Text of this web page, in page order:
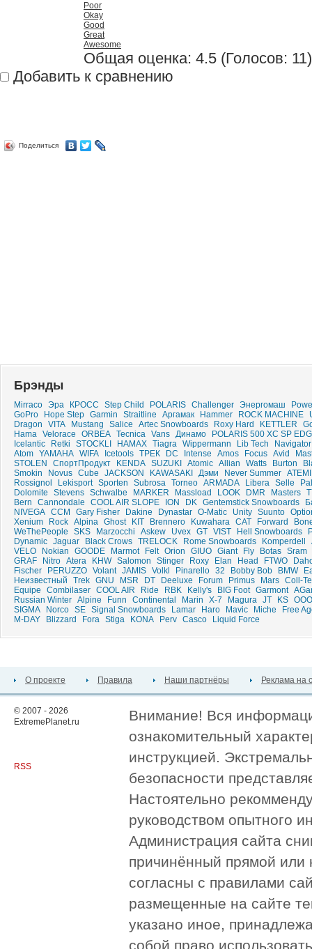
Poor
Okay
Good
Great
Awesome
Общая оценка: 4.5 (Голосов: 11)
Добавить к сравнению
Поделиться
Брэнды
Mirraco Эра КРОСС Step Child POLARIS Challenger Энергомаш
GoPro
Hope Step Garmin Straitline Аргамак Hammer ROCK MACHINE
Dragon
VITA Mustang Salice Artec Snowboards Roxy Hard KETTLER
Hama Velorace ORBEA Tecnica Vans Динамо
POLARIS 500 XC SP
Icelantic
Retki STOCKLI HAMAX Tiagra Wippermann Lib Tech
Navigator
Atom YAMAHA WIFA Icetools ТРЕК DC Intense Amos Focus Avid
STOLEN
СпортПродукт KENDA SUZUKI Atomic Allian Watts Burton
Smokin
Novus Cube JACKSON KAWASAKI Дэми Never Summer ATEMI
Rossignol
Lekisport Sporten Subrosa Torneo ARMADA Libera Selle
Dolomite
Stevens Schwalbe MARKER Massload LOOK DMR Masters
Bern
Cannondale COOL AIR SLOPE ION DK Gentemstick Snowboards
NIVEGA CCM Gary Fisher Dakine Dynastar O-Matic Unity Suunto
Xenium
Rock Alpina Ghost KIT Brennero Kuwahara CAT Forward
WeThePeople
SKS Marzocchi Askew Uvex GT VIST Hell Snowboards
Dynamic Jaguar Black Crows TRELOCK Rome Snowboards Komperdell
VELO
Nokian GOODE Marmot Felt Orion GIUO Giant Fly Botas Sram
GRAF
Nitro Atera KHW Salomon Stinger Roxy Elan Head FTWO
Fischer
PERUZZO Volant JAMIS Volkl Pinarello 32 Bobby Bob BMW
Неизвестный
Trek GNU MSR DT Deeluxe Forum Primus Mars Coll-
Equipe
Combilaser COOL AIR Ride RBK Kelly's BIG Foot Garmont
Russian Winter Alpine Funn Continental Marin X-7 Magura JT KS ООО
SIGMA
Norco SE Signal Snowboards Lamar Haro Mavic Miche
Free
M-DAY
Blizzard Fora Stiga KONA Perv Casco Liquid Force
О проекте Правила Наши партнёры Реклама на
© 2007 - 2026
ExtremePlanet.ru
RSS
Внимание! Вся
ознакомительный
инструкцией.
безопасности
Настоятельно
руководством опытного
Администрация сайта
причинённый прямой или
согласны с правилами
размещенные на сайте
указано иное,
собой право